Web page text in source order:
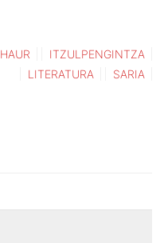
HAUR
ITZULPENGINTZA
LITERATURA
SARIA